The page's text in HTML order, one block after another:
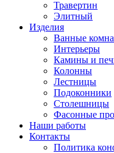
Травертин
Элитный
Изделия
Ванные
Интерьеры
Камины и
Колонны
Лестницы
Подоконники
Столешницы
Фасонные
Наши работы
Контакты
Политика